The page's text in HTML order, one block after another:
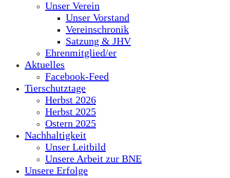
Unser Verein
Unser Vorstand
Vereinschronik
Satzung & JHV
Ehrenmitglied/er
Aktuelles
Facebook-Feed
Tierschutztage
Herbst 2026
Herbst 2025
Ostern 2025
Nachhaltigkeit
Unser Leitbild
Unsere Arbeit zur BNE
Unsere Erfolge